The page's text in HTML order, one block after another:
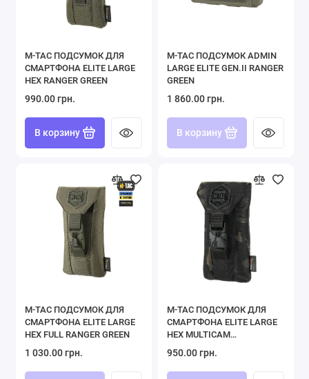
M-TAC ПОДСУМОК ДЛЯ
СМАРТФОНА ELITE LARGE
HEX RANGER GREEN
990.00 грн.
В корзину
M-TAC ПОДСУМОК ADMIN
LARGE ELITE GEN.II RANGER
GREEN
1 860.00 грн.
В корзину
M-TAC ПОДСУМОК ДЛЯ
СМАРТФОНА ELITE LARGE
HEX FULL RANGER GREEN
1 030.00 грн.
M-TAC ПОДСУМОК ДЛЯ
СМАРТФОНА ELITE LARGE
HEX MULTICAM
950.00 грн.